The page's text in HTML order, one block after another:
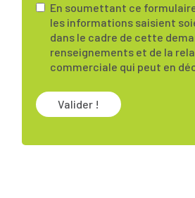
En soumettant ce
les informations saisient
dans le cadre de cette
renseignements et de la
commerciale qui peut en
Valider !